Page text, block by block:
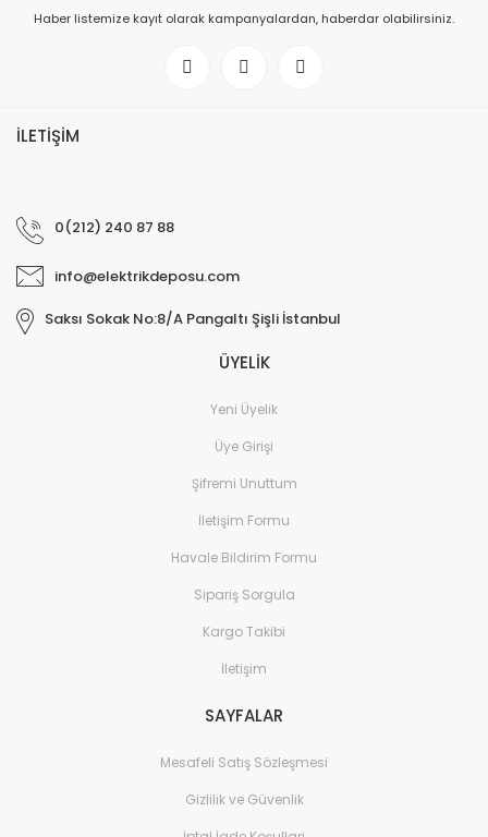
Haber listemize kayıt olarak kampanyalardan, haberdar olabilirsiniz.
İLETİŞİM
0(212) 240 87 88
info@elektrikdeposu.com
Saksı Sokak No:8/A Pangaltı Şişli İstanbul
ÜYELİK
Yeni Üyelik
Üye Girişi
Şifremi Unuttum
İletişim Formu
Havale Bildirim Formu
Sipariş Sorgula
Kargo Takibi
İletişim
SAYFALAR
Mesafeli Satış Sözleşmesi
Gizlilik ve Güvenlik